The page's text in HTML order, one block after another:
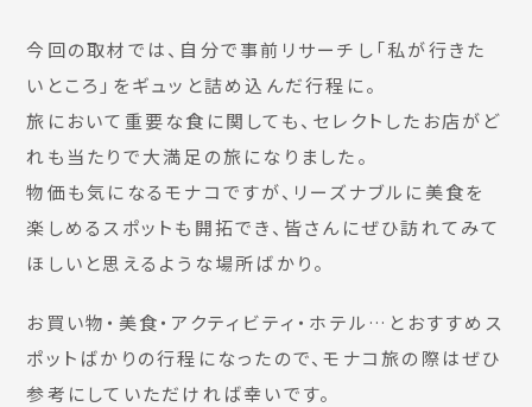
今回の取材では、自分で事前リサーチし「私が行きた
いところ」をギュッと詰め込んだ行程に。
旅において重要な食に関しても、セレクトしたお店がど
れも当たりで大満足の旅になりました。
物価も気になるモナコですが、リーズナブルに美食を
楽しめるスポットも開拓でき、皆さんにぜひ訪れてみて
ほしいと思えるような場所ばかり。
お買い物・美食・アクティビティ・ホテル…とおすすめス
ポットばかりの行程になったので、モナコ旅の際はぜひ
参考にしていただければ幸いです。